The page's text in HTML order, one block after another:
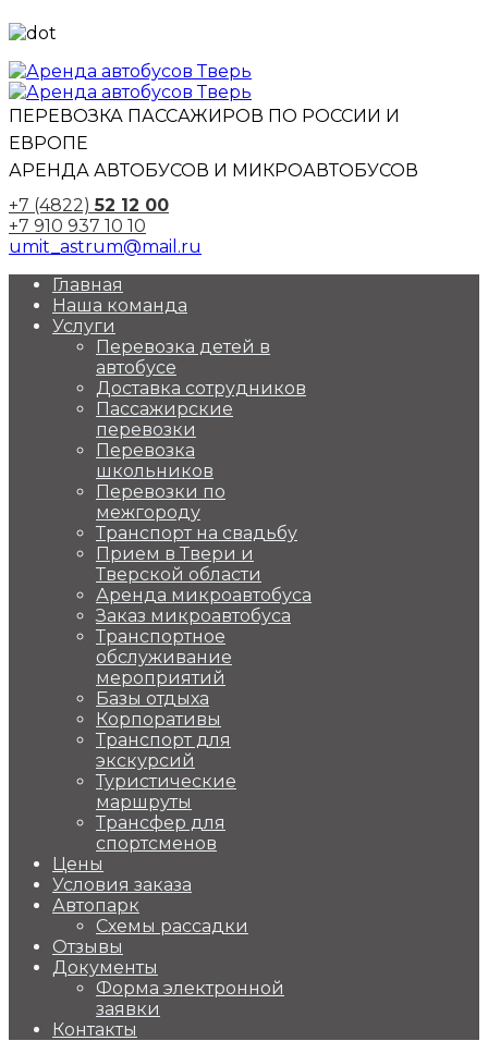
ПЕРЕВОЗКА ПАССАЖИРОВ ПО РОССИИ И
ЕВРОПЕ
АРЕНДА АВТОБУСОВ И МИКРОАВТОБУСОВ
+7 (4822)52 12 00
+7 910 937 10 10
umit_astrum@mail.ru
Главная
Наша команда
Услуги
Перевозка детей в
автобусе
Доставка сотрудников
Пассажирские
перевозки
Перевозка
школьников
Перевозки по
межгороду
Транспорт на свадьбу
Прием в Твери и
Тверской области
Аренда микроавтобуса
Заказ микроавтобуса
Транспортное
обслуживание
мероприятий
Базы отдыха
Корпоративы
Транспорт для
экскурсий
Туристические
маршруты
Трансфер для
спортсменов
Цены
Условия заказа
Автопарк
Схемы рассадки
Отзывы
Документы
Форма электронной
заявки
Контакты